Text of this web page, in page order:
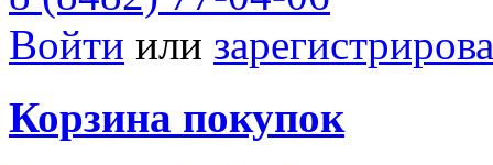
Войти или
Корзина покупок